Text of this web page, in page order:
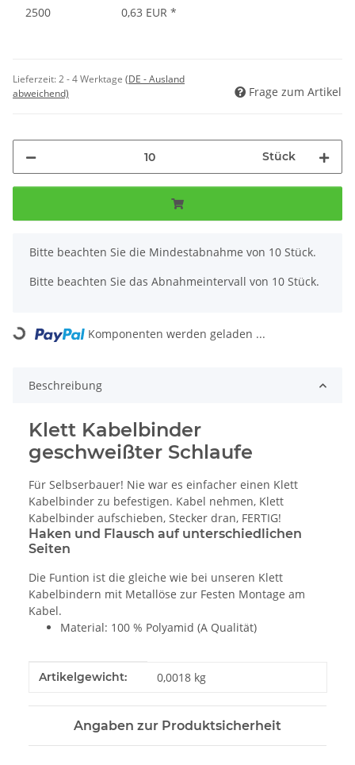
2500
0,63 EUR *
Lieferzeit:2 - 4 Werktage (DE - Ausland
abweichend)
Frage zum Artikel
Stück
x
Bitte beachten Sie die Mindestabnahme von 10 Stück.
Bitte beachten Sie das Abnahmeintervall von 10 Stück.
Loading... Komponenten werden geladen ...
Beschreibung
Klett Kabelbinder
geschweißter Schlaufe
Für Selbserbauer! Nie war es einfacher einen Klett
Kabelbinder zu befestigen. Kabel nehmen, Klett
Kabelbinder aufschieben, Stecker dran, FERTIG!
Haken und Flausch auf unterschiedlichen
Seiten
Die Funtion ist die gleiche wie bei unseren Klett
Kabelbindern mit Metallöse zur Festen Montage am
Kabel.
Material: 100 % Polyamid (A Qualität)
Produkteigenschaft
Wert
Artikelgewicht: 0,0018 kg
Angaben zur Produktsicherheit